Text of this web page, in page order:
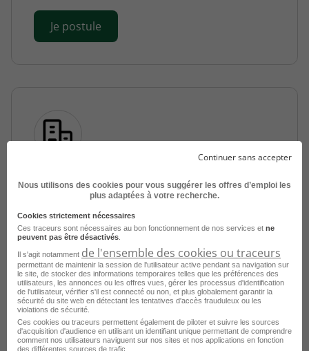
Je postule
Assistant - Assistante Manager
Commercial en Alternance H/F
Cernay - 68
Alternance
France Travail
Publié le 25 août 2025
Je postule
Continuer sans accepter
Nous utilisons des cookies pour vous suggérer les offres d’emploi les
plus adaptées à votre recherche.
Cookies strictement nécessaires
Ces traceurs sont nécessaires au bon fonctionnement de nos services et ne
peuvent pas être désactivés
Il s'agit notamment de l'ensemble des cookies ou traceurs
permettant de maintenir la session de l'utilisateur active pendant sa navigation sur
le site, de stocker des informations temporaires telles que les préférences des
utilisateurs, les annonces ou les offres vues, gérer les processus d'identification
de l'utilisateur, vérifier s'il est connecté ou non, et plus globalement garantir la
sécurité du site web en détectant les tentatives d'accès frauduleux ou les
violations de sécurité.
Ces cookies ou traceurs permettent également de piloter et suivre les sources
d'acquisition d'audience en utilisant un identifiant unique permettant de comprendre
comment nos utilisateurs naviguent sur nos sites et nos applications en fonction
des différentes sources de trafic.